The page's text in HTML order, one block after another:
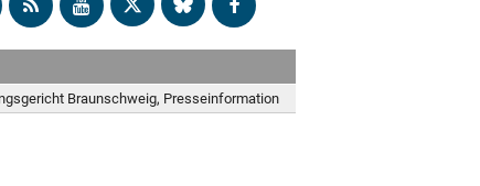
Braunschweig, Presseinformation